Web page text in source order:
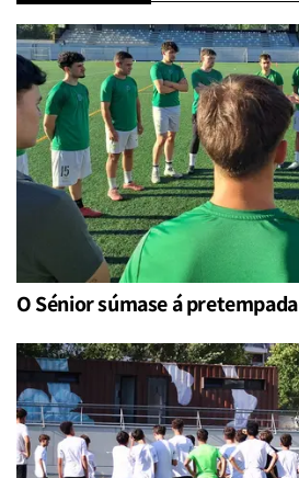
O Sénior súmase á pretempada